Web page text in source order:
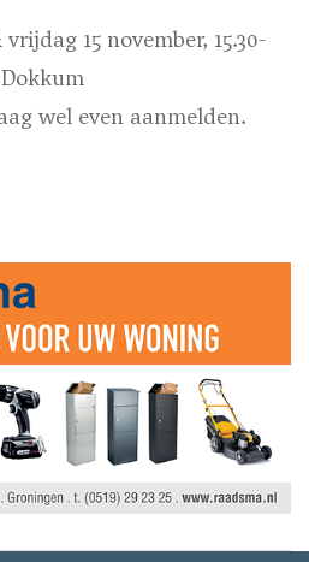
15 november, 15.30-
wel even aanmelden.